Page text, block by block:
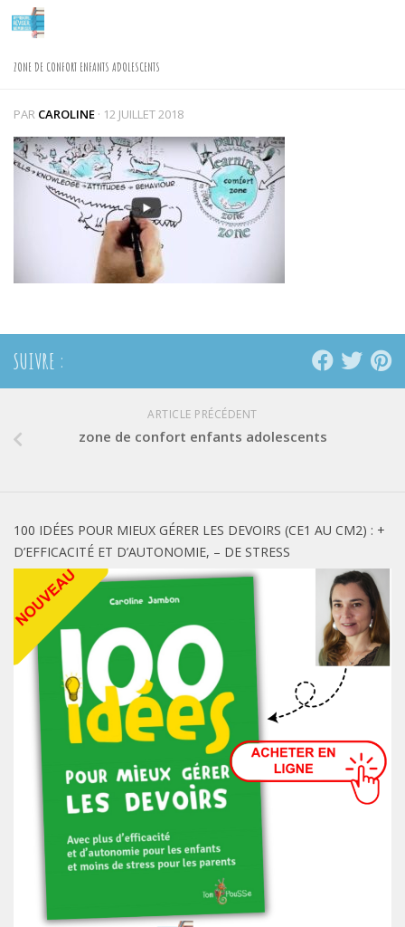
Skip to content
ZONE DE CONFORT ENFANTS ADOLESCENTS
PAR CAROLINE · 12 JUILLET 2018
SUIVRE :
ARTICLE PRÉCÉDENT
zone de confort enfants adolescents
100 IDÉES POUR MIEUX GÉRER LES DEVOIRS (CE1 AU CM2) : +
D’EFFICACITÉ ET D’AUTONOMIE, – DE STRESS